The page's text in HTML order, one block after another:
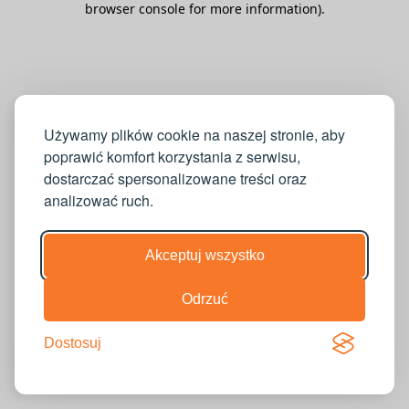
Używamy plików cookie na naszej stronie, aby
poprawić komfort korzystania z serwisu,
dostarczać spersonalizowane treści oraz
analizować ruch.
Akceptuj wszystko
Odrzuć
Dostosuj
browser console for more information).